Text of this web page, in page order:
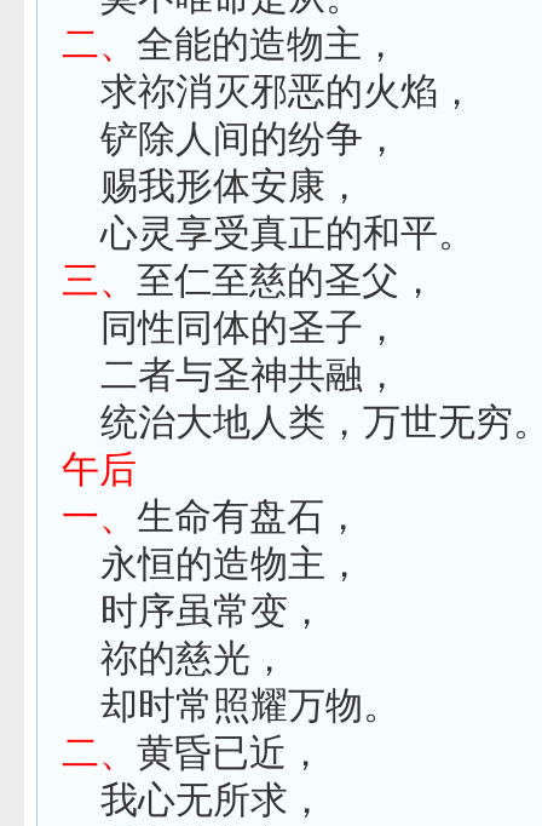
二、 全能的造物主，
求祢消灭邪恶的火焰，
铲除人间的纷争，
赐我形体安康，
心灵享受真正的和平。
三、 至仁至慈的圣父，
同性同体的圣子，
二者与圣神共融，
统治大地人类，万世无穷
午后
一、 生命有盘石，
永恒的造物主，
时序虽常变，
祢的慈光，
却时常照耀万物。
二、 黄昏已近，
我心无所求，